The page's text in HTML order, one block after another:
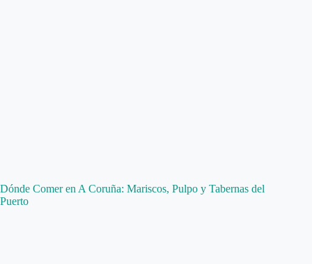
Dónde Comer en A Coruña: Mariscos, Pulpo y Tabernas del
Puerto